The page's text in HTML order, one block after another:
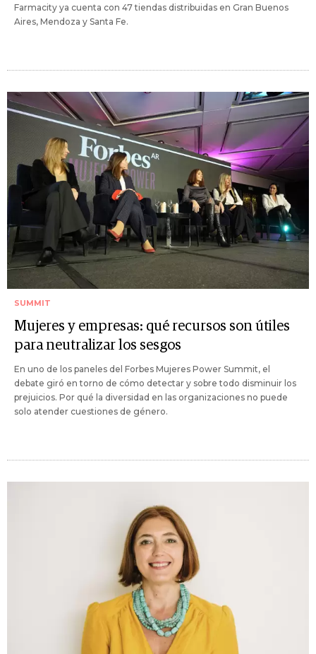
Farmacity ya cuenta con 47 tiendas distribuidas en Gran Buenos
Aires, Mendoza y Santa Fe.
SUMMIT
Mujeres y empresas: qué recursos son útiles
para neutralizar los sesgos
En uno de los paneles del Forbes Mujeres Power Summit, el
debate giró en torno de cómo detectar y sobre todo disminuir los
prejuicios. Por qué la diversidad en las organizaciones no puede
solo atender cuestiones de género.